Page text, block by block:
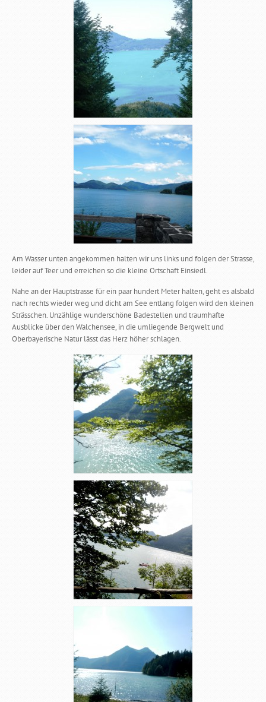
Am Wasser unten angekommen halten wir uns links und folgen der Strasse,
leider auf Teer und erreichen so die kleine Ortschaft Einsiedl.
Nahe an der Hauptstrasse für ein paar hundert Meter halten, geht es alsbald
nach rechts wieder weg und dicht am See entlang folgen wird den kleinen
Strässchen. Unzählige wunderschöne Badestellen und traumhafte
Ausblicke über den Walchensee, in die umliegende Bergwelt und
Oberbayerische Natur lässt das Herz höher schlagen.